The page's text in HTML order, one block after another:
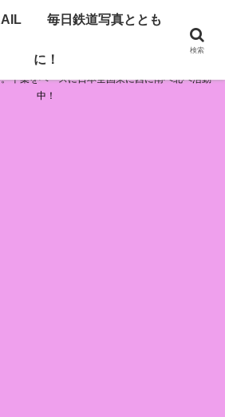
毎日鉄道写真とともに！
千葉をベースに日本全国東に西に南へ北へ活動
中！
毎日鉄道写真ととも
に！
検索